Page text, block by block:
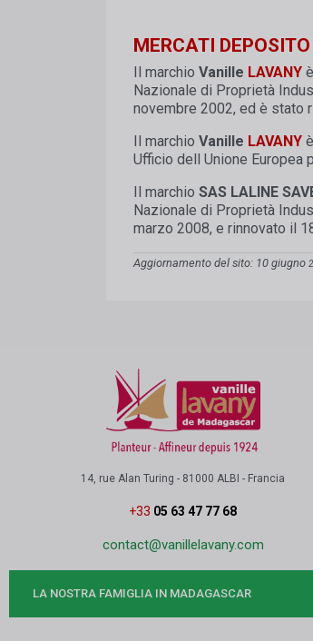
MERCATI DEPOSITO
Il marchio Vanille LAVANY
Nazionale di Proprietà
novembre 2002, ed è stato
Il marchio Vanille LAVANY
Ufficio dell Unione Europea
Il marchio SAS LALINE
Nazionale di Proprietà
marzo 2008, e rinnovato il
Aggiornamento del sito: 10 giugno
14, rue Alan Turing - 81000 ALBI - Francia
+33 05 63 47 77 68
contact@vanillelavany.com
LA NOSTRA FAMIGLIA IN MADAGASCAR